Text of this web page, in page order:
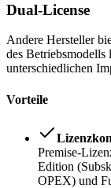
Dual-License
Andere Hersteller
des
unterschiedlichen
Vorteile
Premise-
Edition
OPEX) und